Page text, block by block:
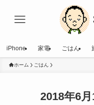
iPhone 家電 ごはん
ホーム ごはん
2018年6